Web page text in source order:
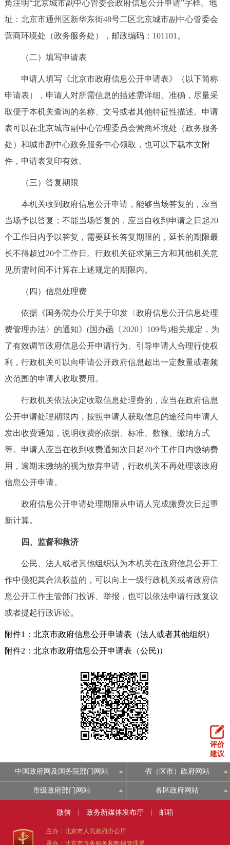
角注明“北京城市副中心管委会政府信息公开申请”字样。地
址：北京市通州区新华东街48号二区北京城市副中心管委会
营商环境处（政务服务处），邮政编码：101101。
（二）填写申请表
申请人填写《北京市政府信息公开申请表》（以下简称
申请表），申请人对所需信息的描述需详细、准确，尽量采
取便于本机关查询的名称、文号或者其他特征性描述。申请
表可以在北京城市副中心管理委员会营商环境处（政务服务
处）和城市副中心政务服务中心领取，也可以下载本文附
件，申请表复印有效。
（三）答复期限
本机关收到政府信息公开申请，能够当场答复的，应当
当场予以答复；不能当场答复的，应当自收到申请之日起20
个工作日内予以答复，需要延长答复期限的，延长的期限最
长不得超过20个工作日。行政机关征求第三方和其他机关意
见所需时间不计算在上述规定的期限内。
（四）信息处理费
依据《国务院办公厅关于印发〈政府信息公开信息处理
费管理办法〉的通知》(国办函〔2020〕109号)相关规定，为
了有效调节政府信息公开申请行为、引导申请人合理行使权
利，行政机关可以向申请公开政府信息超出一定数量或者频
次范围的申请人收取费用。
行政机关依法决定收取信息处理费的，应当在政府信息
公开申请处理期限内，按照申请人获取信息的途径向申请人
发出收费通知，说明收费的依据、标准、数额、缴纳方式
等。申请人应当在收到收费通知次日起20个工作日内缴纳费
用，逾期未缴纳的视为放弃申请，行政机关不再处理该政府
信息公开申请。
政府信息公开申请处理期限从申请人完成缴费次日起重
新计算。
四、监督和救济
公民、法人或者其他组织认为本机关在政府信息公开工
作中侵犯其合法权益的，可以向上一级行政机关或者政府信
息公开工作主管部门投诉、举报，也可以依法申请行政复议
或者提起行政诉讼。
附件1：北京市政府信息公开申请表（法人或者其他组织）
附件2：北京市政府信息公开申请表（公民)）
评价
建议
中国政府网及国务院部门网站 省（区市）政府网站
市级政府部门网站 各区政府网站
微信 政务新媒体发布厅 邮箱
主办：北京市人民政府办公厅
承办：北京市政务服务和数据管理局